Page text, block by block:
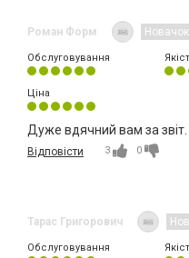
Роман Форм Новачок
Обслуговування
Ціна
Дуже вдячний вам за звіт.
Відповісти 3 0
Тарас Григорович
Обслуговування